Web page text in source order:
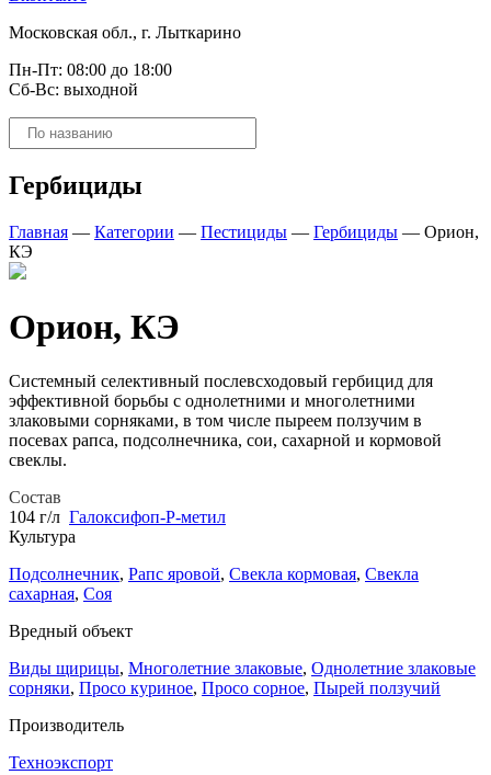
Московская обл., г. Лыткарино
Пн-Пт: 08:00 до 18:00
Сб-Вс: выходной
Поиск
товаров
Гербициды
Главная — Категории — Пестициды — Гербициды — Орион,
КЭ
Орион, КЭ
Системный селективный послевсходовый гербицид для
эффективной борьбы с однолетними и многолетними
злаковыми сорняками, в том числе пыреем ползучим в
посевах рапса, подсолнечника, сои, сахарной и кормовой
свеклы.
Состав
104 г/л Галоксифоп-Р-метил
Культура
Подсолнечник, Рапс яровой, Свекла кормовая, Свекла
сахарная, Соя
Вредный объект
Виды щирицы, Многолетние злаковые, Однолетние злаковые
сорняки, Просо куриное, Просо сорное, Пырей ползучий
Производитель
Техноэкспорт